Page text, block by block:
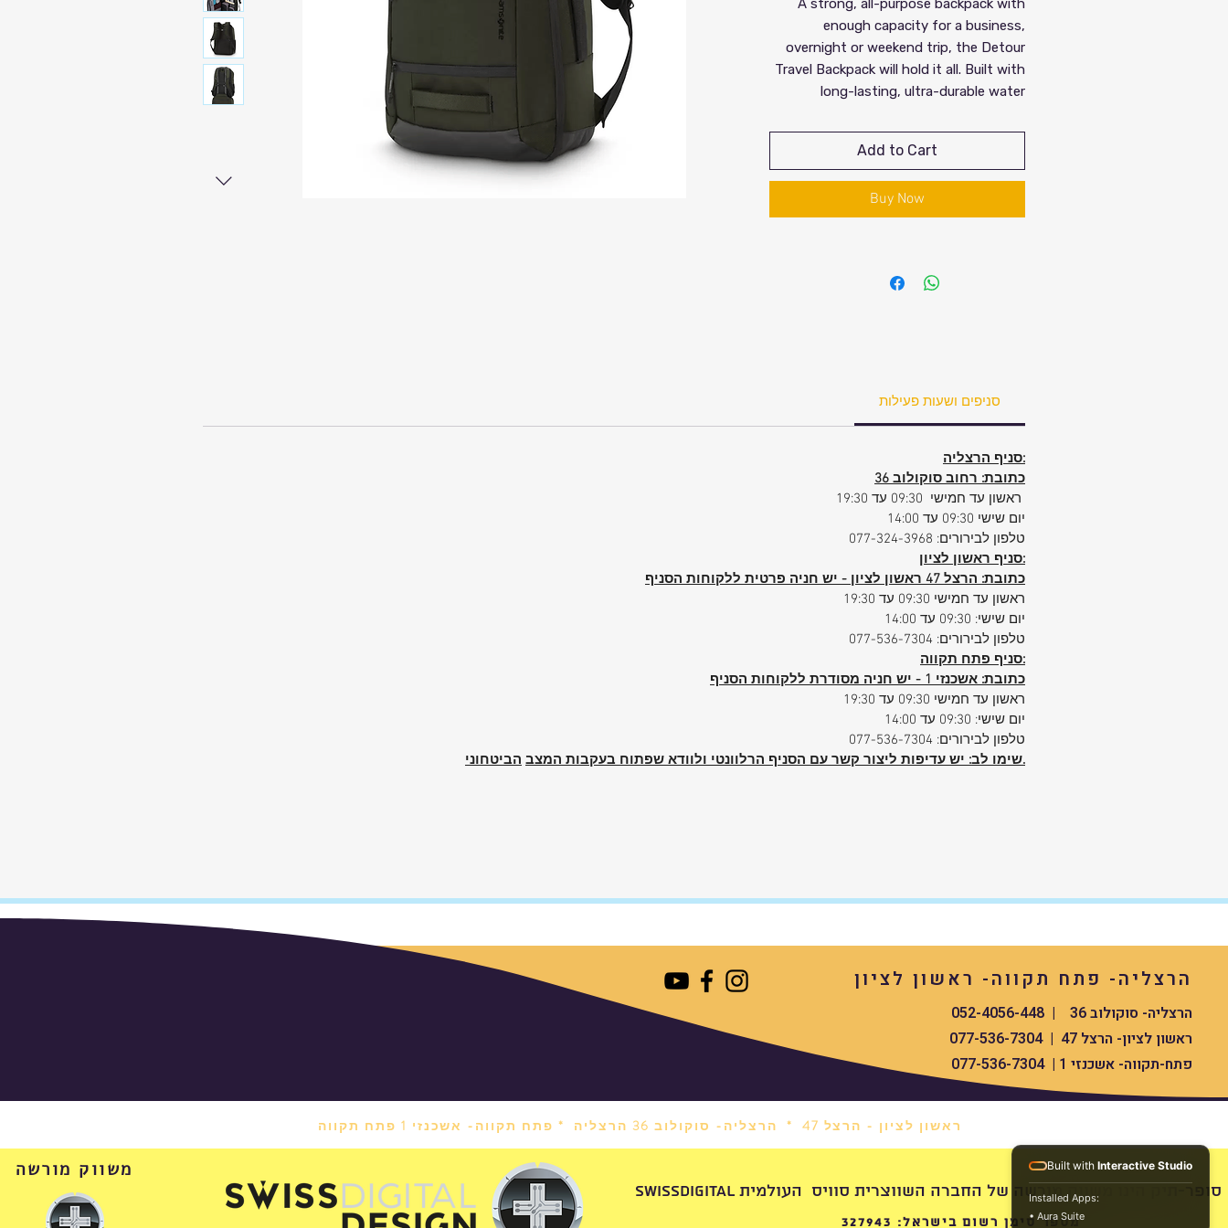
A strong, all-purpose backpack with
enough capacity for a business,
overnight or weekend trip, the Detour
Travel Backpack will hold it all. Built with
long-lasting, ultra-durable water
belongings will be protected from the
elements. The full zip opening allows for
easy packing with loads of capacity.
Constructed of durable fabric and
foam padding
Separate padded laptop
lined slip pocket for protection
Apple AirTag™ holder permanently
(AirTag™ not included)
Elastic side pocket perfect for water
bottle storage SmartSleeve™ fits
over upright handles for easy
mobility
Multiple external grab handles for
easy handling
Padded back and shoulder straps
with adjustable sternum strap
provide comfort while carrying
Center zip fully opens for ease of
packing multiple compartments
Multiple mesh storage pockets are
perfect for storing for personal
belongings
תיק גב חזק ורב-תכליתי עם קיבולת מספקת
Detour Travel יכיל את הכל. בנוי מפוליאסטר
מצופה עמיד במים ואולטרה-עמיד לאורך זמן,
חפציכם יהיו מוגנים מפני פגעי מזג האוויר.
הפתיחה המלאה עם רוכסן מאפשרת אריזה קלה
עם קיבולת גדולה.
בנוי מבד עמיד וריפוד קצף
תא נפרד מרופד למחשב נייד המתאים
כיס אחסון קדמי עם ארגון, רצועת מפתחות
מחזיק Apple AirTag™ מחובר באופן קבוע
Add to Cart
Buy Now
סניפים ושעות פעילות
סניף הרצליה:
כתובת: רחוב סוקולוב 36
יום שישי 09:30 עד 14:00
טלפון לבירורים: 077-324-3968
סניף ראשון לציון:
כתובת: הרצל 47 ראשון לציון - יש חניה פרטית ללקוחות הסניף
ראשון עד חמישי 09:30 עד 19:30
יום שישי: 09:30 עד 14:00
טלפון לבירורים: 077-536-7304
סניף פתח תקווה:
כתובת: אשכנזי 1 - יש חניה מסודרת ללקוחות הסניף
ראשון עד חמישי 09:30 עד 19:30
יום שישי: 09:30 עד 14:00
טלפון לבירורים: 077-536-7304
שימו לב: יש עדיפות ליצור קשר עם הסניף הרלוונטי ולוודא שפתוח בעקבות המצבהביטחוני.
הרצליה- פתח תקווה- ראשון לציון
הרצליה- סוקולוב 36 | 052-4056-448
ראשון לציון- הרצל 47 | 077-536-7304
פתח-תקווה- אשכנזי 1 | 077-536-7304
ראשון לציון - הרצל 47 * הרצליה- סוקולוב 36 הרצליה * פתח תקווה- אשכנזי 1 פתח תקווה
משווק מורשה
מספר סימן רשום בישראל: 327943
Built with Interactive Studio
Installed Apps:
• Aura Suite